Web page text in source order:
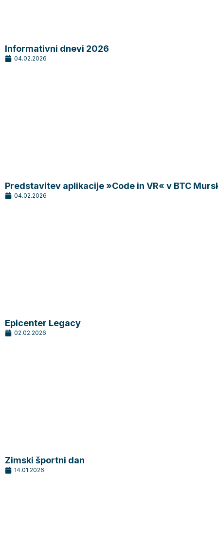
Informativni dnevi 2026
04.02.2026
Predstavitev aplikacije »Code in VR« v BTC
04.02.2026
Epicenter Legacy
02.02.2026
Zimski športni dan
14.01.2026